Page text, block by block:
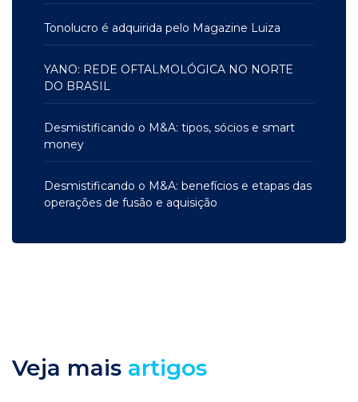
Tonolucro é adquirida pelo Magazine Luiza
YANO: REDE OFTALMOLÓGICA NO NORTE
DO BRASIL
Desmistificando o M&A: tipos, sócios e smart
money
Desmistificando o M&A: benefícios e etapas das
operações de fusão e aquisição
Veja mais artigos